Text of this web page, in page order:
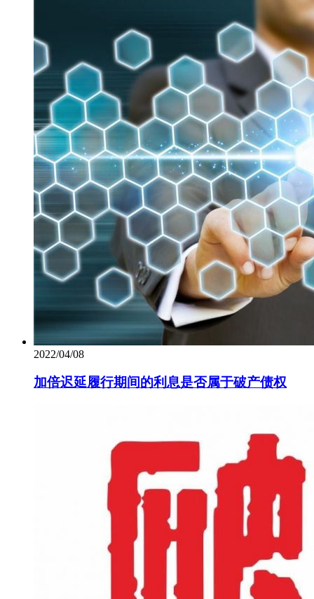
2022/04/08
加倍迟延履行期间的利息是否属于破产债权